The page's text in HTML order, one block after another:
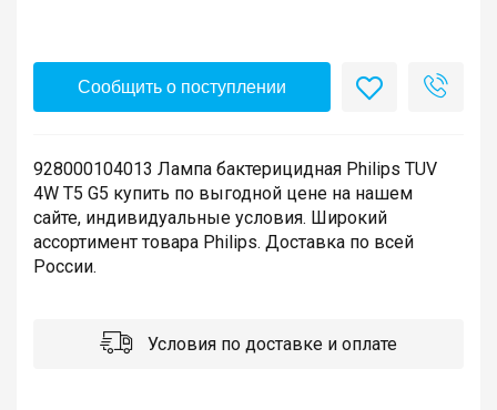
Сообщить о поступлении
928000104013 Лампа бактерицидная Philips TUV
4W T5 G5 купить по выгодной цене на нашем
сайте, индивидуальные условия. Широкий
ассортимент товара Philips. Доставка по всей
России.
Условия по доставке и оплате